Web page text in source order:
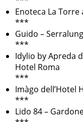
Enoteca La Torre
***
Guido –
***
Idylio by Apreda
Hotel Roma
***
Imàgo dell’Hotel
***
Lido 84 –